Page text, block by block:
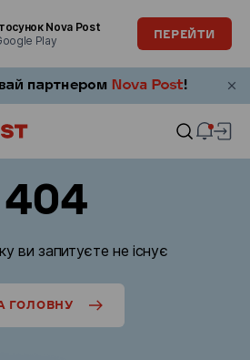
Nova Post
Play
ПЕРЕЙТИ
404
ви запитуєте не існує
ГОЛОВНУ